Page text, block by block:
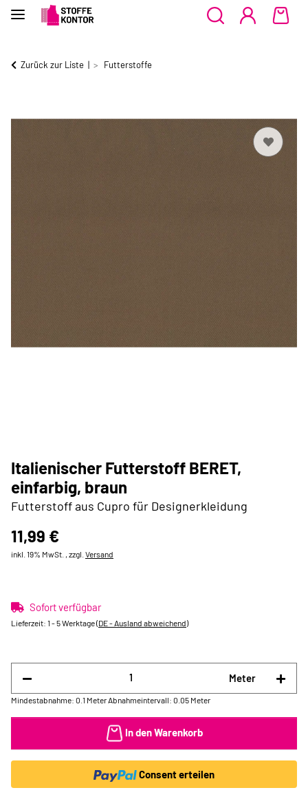
Zurück zur Liste Futterstoffe
Italienischer Futterstoff BERET,
einfarbig, braun
Futterstoff aus Cupro für Designerkleidung
11,99 €
inkl. 19% MwSt. , zzgl. Versand
Sofort verfügbar
Lieferzeit: 1 - 5 Werktage(DE - Ausland abweichend)
Meter
Mindestabnahme: 0.1 Meter Abnahmeintervall: 0.05 Meter
In den Warenkorb
Consent erteilen